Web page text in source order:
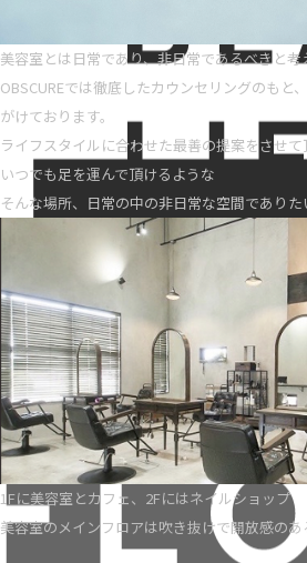
美容室とは日常であり、非日常であるべきと考
OBSCUREでは徹底したカウンセリングのもと
がけております。
ライフスタイルに合わせた最善の提案をさせて
いつでも足を運んで頂けるような
そんな場所、日常の中の非日常な空間でありた
1Fに美容室とカフェ、2Fにはネイルショップ
美容室のメインフロアは吹き抜けで開放感の